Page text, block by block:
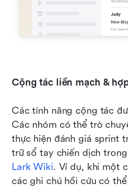
Cộng tác liền mạch &
Các tính năng cộng tác
Các nhóm có thể trò
thực hiện đánh giá sprint
trữ sổ tay chiến dịch trong
Lark Wiki. Ví dụ, khi một
các ghi chú hồi cứu có